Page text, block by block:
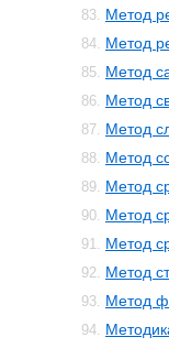
83. Метод
84. Метод
85. Метод
86. Метод
87. Метод
88. Метод
89. Метод
90. Метод
91. Метод
92. Метод
93. Метод
94.